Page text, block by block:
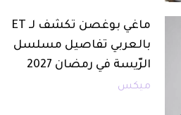
ماغي بوغصن تكشف لـ ET
بالعربي تفاصيل مسلسل
الرّيسة في رمضان 2027
ميكس